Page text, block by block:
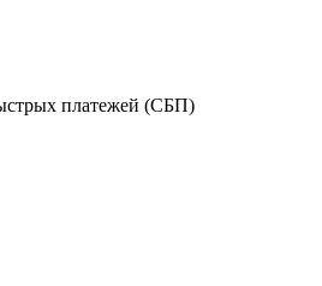
платежей (СБП)